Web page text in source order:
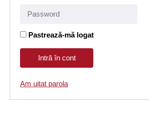
Pastrează-mă logat
Am uitat parola